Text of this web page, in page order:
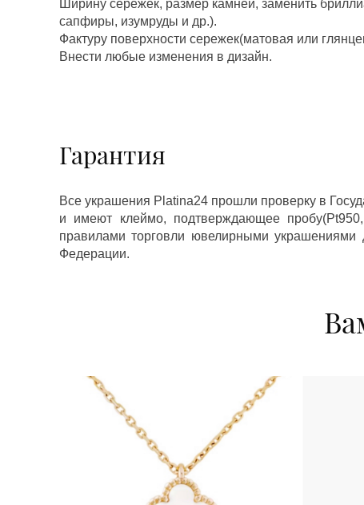
Ширину сережек, размер камней, заменить
сапфиры, изумруды и др.).
Фактуру поверхности сережек(матовая или
Внести любые изменения в дизайн.
Гарантия
Все украшения Platina24 прошли проверку в
и имеют клеймо, подтверждающее
правилами торговли ювелирными украшениями
Федерации.